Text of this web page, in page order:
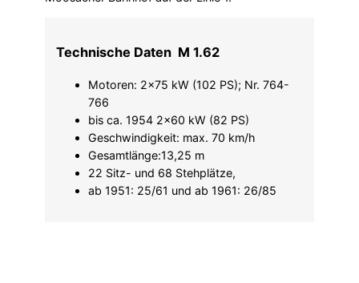
Technische Daten M 1.62
Motoren: 2×75 kW (102 PS); Nr. 764-
766
bis ca. 1954 2×60 kW (82 PS)
Geschwindigkeit: max. 70 km/h
Gesamtlänge:13,25 m
22 Sitz- und 68 Stehplätze,
ab 1951: 25/61 und ab 1961: 26/85